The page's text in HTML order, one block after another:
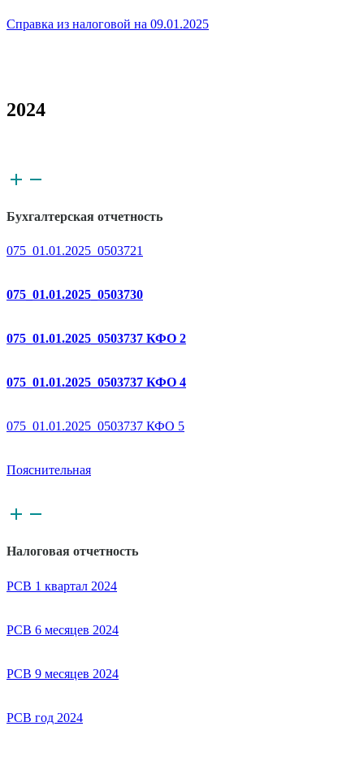
Справка из налоговой на 09.01.2025
2024
Бухгалтерская отчетность
075_01.01.2025_0503721
075_01.01.2025_0503730
075_01.01.2025_0503737 КФО 2
075_01.01.2025_0503737 КФО 4
075_01.01.2025_0503737 КФО 5
Пояснительная
Налоговая отчетность
РСВ 1 квартал 2024
РСВ 6 месяцев 2024
РСВ 9 месяцев 2024
РСВ год 2024